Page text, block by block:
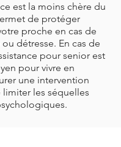
est la moins chère du
de protéger
proche en cas de
détresse. En cas de
pour senior est
pour vivre en
une intervention
les séquelles